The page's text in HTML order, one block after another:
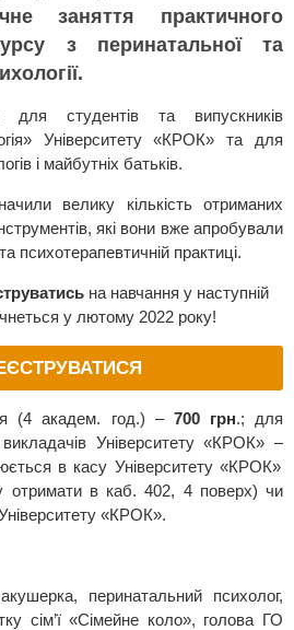
заняття практичного
з перинатальної та
студентів та випускників
Університету «КРОК» та для
і майбутніх батьків.
велику кількість отриманих
які вони вже апробували
психотерапевтичній практиці.
на навчання у наступній
у лютому 2022 року!
(4 академ. год.) – 700 грн.; для
викладачів Університету «КРОК» –
в касу Університету «КРОК»
отримати в каб. 402, 4 поверх) чи
«КРОК».
перинатальний психолог,
сім’ї «Сімейне коло», голова ГО